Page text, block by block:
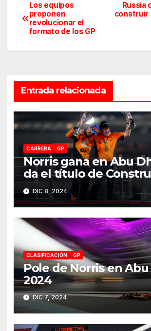
Navegación
de
entradas
Russia
construir
Los equipos
proponen
revolucionar el
formato de los GP
Entrada relacionada
CARRERA GP
Norris gana en Abu
da el título de
2024 a McLaren
DIC 8, 2024
CLASIFICACIÓN GP
Pole de Norris en
2024
DIC 7, 2024